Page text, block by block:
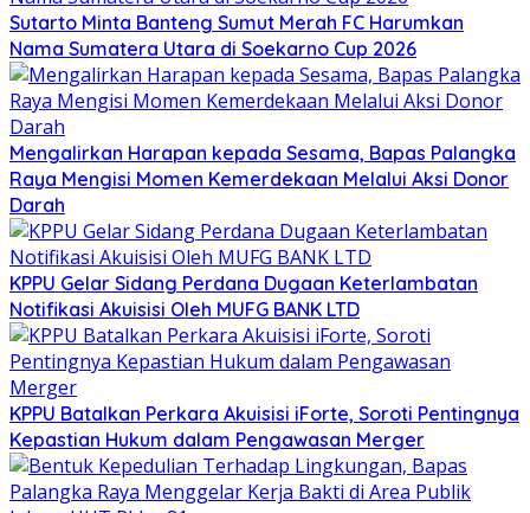
Sutarto Minta Banteng Sumut Merah FC Harumkan
Nama Sumatera Utara di Soekarno Cup 2026
Mengalirkan Harapan kepada Sesama, Bapas Palangka
Raya Mengisi Momen Kemerdekaan Melalui Aksi Donor
Darah
KPPU Gelar Sidang Perdana Dugaan Keterlambatan
Notifikasi Akuisisi Oleh MUFG BANK LTD
KPPU Batalkan Perkara Akuisisi iForte, Soroti Pentingnya
Kepastian Hukum dalam Pengawasan Merger